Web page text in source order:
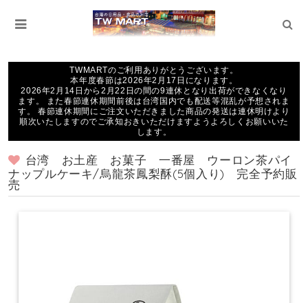
TWMARTのご利用ありがとうございます。
本年度春節は2026年2月17日になります。
2026年2月14日から2月22日の間の9連休となり出荷ができなくなり
ます。 また春節連休期間前後は台湾国内でも配送等混乱が予想されま
す。 春節連休期間にご注文いただきました商品の発送は連休明けより
順次いたしますのでご承知おきいただけますようよろしくお願いいた
します。
台湾 お土産 お菓子 一番屋 ウーロン茶パイ
ナップルケーキ/烏龍茶鳳梨酥(5個入り) 完全予約販
売